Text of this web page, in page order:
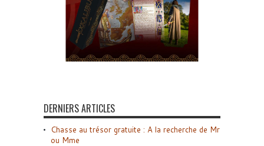
DERNIERS ARTICLES
Chasse au trésor gratuite : A la recherche de Mr
ou Mme